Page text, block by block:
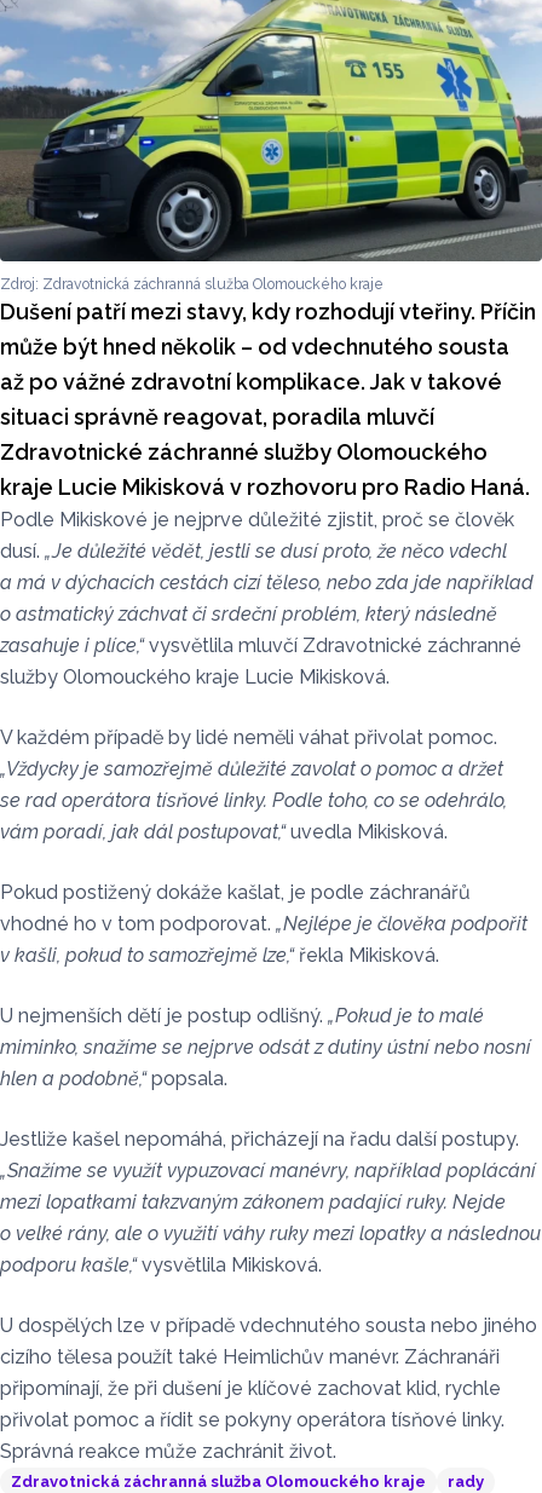
Zdroj: Zdravotnická záchranná služba Olomouckého kraje
Dušení patří mezi stavy, kdy rozhodují vteřiny. Příčin
může být hned několik – od vdechnutého sousta
až po vážné zdravotní komplikace. Jak v takové
situaci správně reagovat, poradila mluvčí
Zdravotnické záchranné služby Olomouckého
kraje Lucie Mikisková v rozhovoru pro Radio Haná.
Podle Mikiskové je nejprve důležité zjistit, proč se člověk
dusí. „Je důležité vědět, jestli se dusí proto, že něco vdechl
a má v dýchacích cestách cizí těleso, nebo zda jde například
o astmatický záchvat či srdeční problém, který následně
zasahuje i plíce,“vysvětlila mluvčí Zdravotnické záchranné
služby Olomouckého kraje Lucie Mikisková.
V každém případě by lidé neměli váhat přivolat pomoc.
„Vždycky je samozřejmě důležité zavolat o pomoc a držet
se rad operátora tísňové linky. Podle toho, co se odehrálo,
vám poradí, jak dál postupovat,“uvedla Mikisková.
Pokud postižený dokáže kašlat, je podle záchranářů
vhodné ho v tom podporovat. „Nejlépe je člověka podpořit
v kašli, pokud to samozřejmě lze,“ řekla Mikisková.
U nejmenších dětí je postup odlišný. „Pokud je to malé
miminko, snažíme se nejprve odsát z dutiny ústní nebo nosní
hlen a podobně,“popsala.
Jestliže kašel nepomáhá, přicházejí na řadu další postupy.
„Snažíme se využít vypuzovací manévry, například poplácání
mezi lopatkami takzvaným zákonem padající ruky. Nejde
o velké rány, ale o využití váhy ruky mezi lopatky a následnou
podporu kašle,“vysvětlila Mikisková.
U dospělých lze v případě vdechnutého sousta nebo jiného
cizího tělesa použít také Heimlichův manévr. Záchranáři
připomínají, že při dušení je klíčové zachovat klid, rychle
přivolat pomoc a řídit se pokyny operátora tísňové linky.
Správná reakce může zachránit život.
Zdravotnická záchranná služba Olomouckého kraje
rady